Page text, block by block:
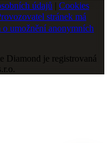
údajů | Cookies
stránek má
umožnění anonymních
Diamond je registrovaná